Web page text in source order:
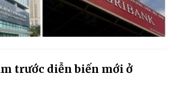
trước diễn biến mới ở